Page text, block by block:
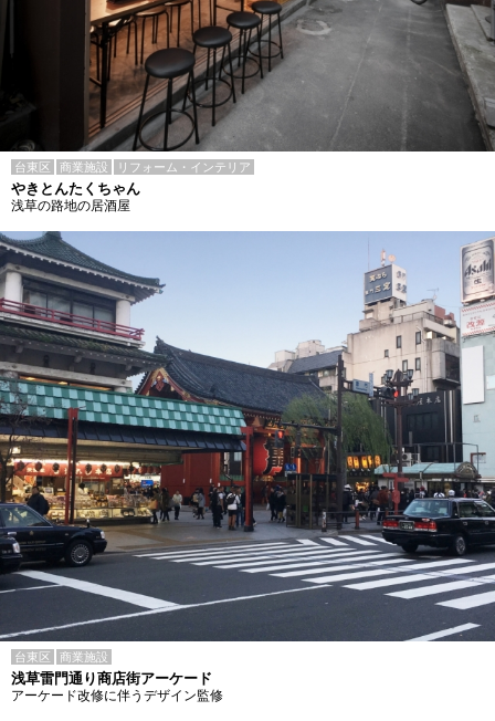
台東区 商業施設 リフォーム・インテリア
やきとんたくちゃん
浅草の路地の居酒屋
台東区 商業施設
浅草雷門通り商店街アーケード
アーケード改修に伴うデザイン監修